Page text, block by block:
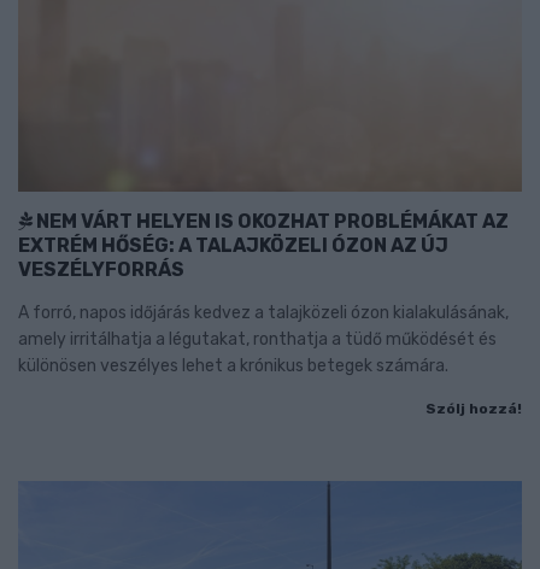
NEM VÁRT HELYEN IS OKOZHAT PROBLÉMÁKAT AZ
EXTRÉM HŐSÉG: A TALAJKÖZELI ÓZON AZ ÚJ
VESZÉLYFORRÁS
A forró, napos időjárás kedvez a talajközeli ózon kialakulásának,
amely irritálhatja a légutakat, ronthatja a tüdő működését és
különösen veszélyes lehet a krónikus betegek számára.
Szólj hozzá!